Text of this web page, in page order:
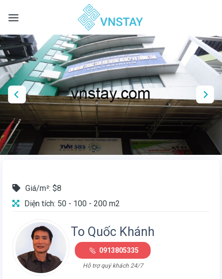
Giá/m²: $8
Diện tích: 50 - 100 - 200 m2
To Quốc Khánh
0913805335
Hỗ trợ quý khách 24/7